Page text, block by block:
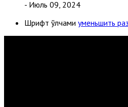
- Июль 09, 2024
Шрифт ўлчами уменьшить